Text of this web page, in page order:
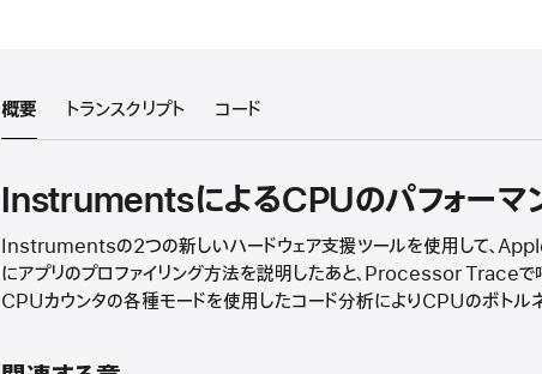
概要 トランスクリプト コード
InstrumentsによるCPUのパフォーマ
Instrumentsの2つの新しいハードウェア支援ツールを使用して、
にアプリのプロファイリング方法を説明したあと、Processor Traceで
CPUカウンタの各種モードを使用したコード分析によりCPUのボトル